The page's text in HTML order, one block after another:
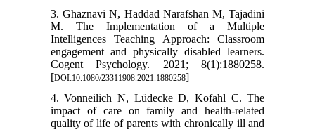
3. Ghaznavi N, Haddad Narafshan M, Tajadini
M. The Implementation of a Multiple
Intelligences Teaching Approach: Classroom
engagement and physically disabled learners.
Cogent Psychology. 2021; 8(1):1880258.
[DOI:10.1080/23311908.2021.1880258]
4. Vonneilich N, Lüdecke D, Kofahl C. The
impact of care on family and health-related
quality of life of parents with chronically ill and